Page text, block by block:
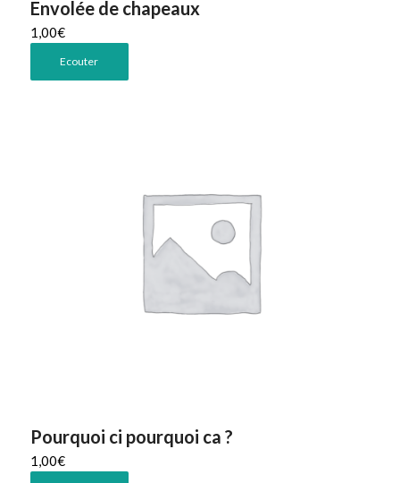
Envolée de chapeaux
1,00€
Ecouter
Pourquoi ci pourquoi ca ?
1,00€